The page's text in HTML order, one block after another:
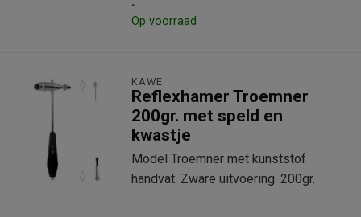
Op voorraad
KAWE
Reflexhamer Troemner
200gr. met speld en
kwastje
Model Troemner met kunststof
handvat. Zware uitvoering. 200gr.